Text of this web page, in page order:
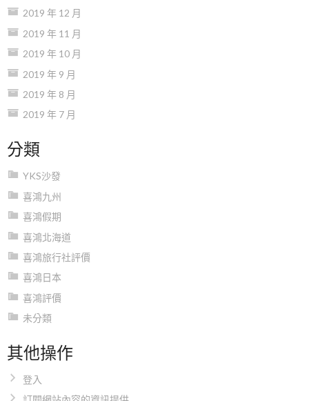
2019 年 12 月
2019 年 11 月
2019 年 10 月
2019 年 9 月
2019 年 8 月
2019 年 7 月
分類
YKS沙發
喜鴻九州
喜鴻假期
喜鴻北海道
喜鴻旅行社評價
喜鴻日本
喜鴻評價
未分類
其他操作
登入